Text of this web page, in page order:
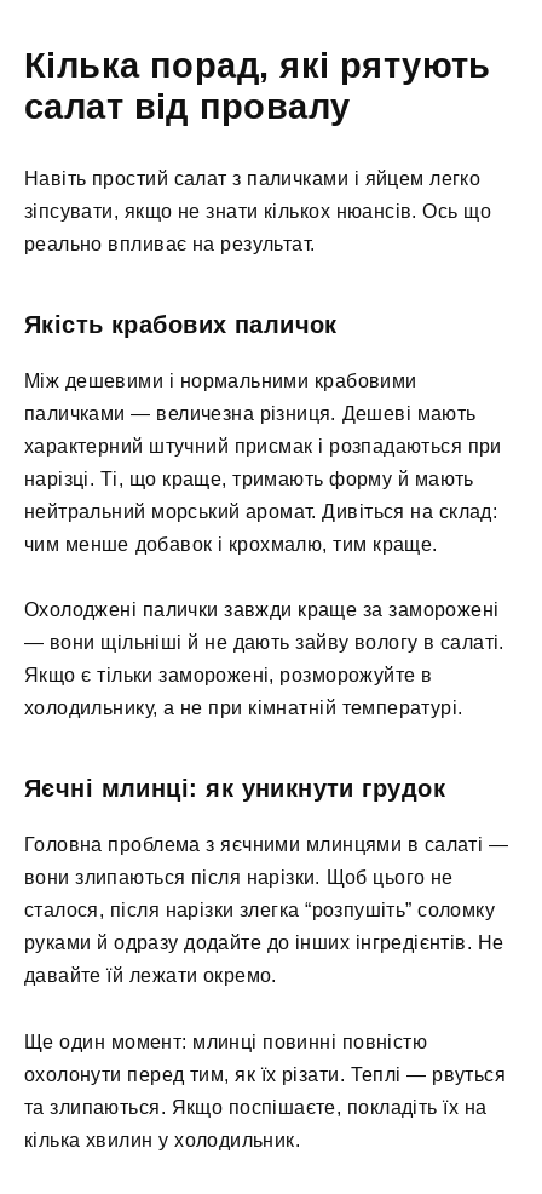
Кілька порад, які рятують
салат від провалу
Навіть простий салат з паличками і яйцем легко
зіпсувати, якщо не знати кількох нюансів. Ось що
реально впливає на результат.
Якість крабових паличок
Між дешевими і нормальними крабовими
паличками — величезна різниця. Дешеві мають
характерний штучний присмак і розпадаються при
нарізці. Ті, що краще, тримають форму й мають
нейтральний морський аромат. Дивіться на склад:
чим менше добавок і крохмалю, тим краще.
Охолоджені палички завжди краще за заморожені
— вони щільніші й не дають зайву вологу в салаті.
Якщо є тільки заморожені, розморожуйте в
холодильнику, а не при кімнатній температурі.
Яєчні млинці: як уникнути грудок
Головна проблема з яєчними млинцями в салаті —
вони злипаються після нарізки. Щоб цього не
сталося, після нарізки злегка “розпушіть” соломку
руками й одразу додайте до інших інгредієнтів. Не
давайте їй лежати окремо.
Ще один момент: млинці повинні повністю
охолонути перед тим, як їх різати. Теплі — рвуться
та злипаються. Якщо поспішаєте, покладіть їх на
кілька хвилин у холодильник.